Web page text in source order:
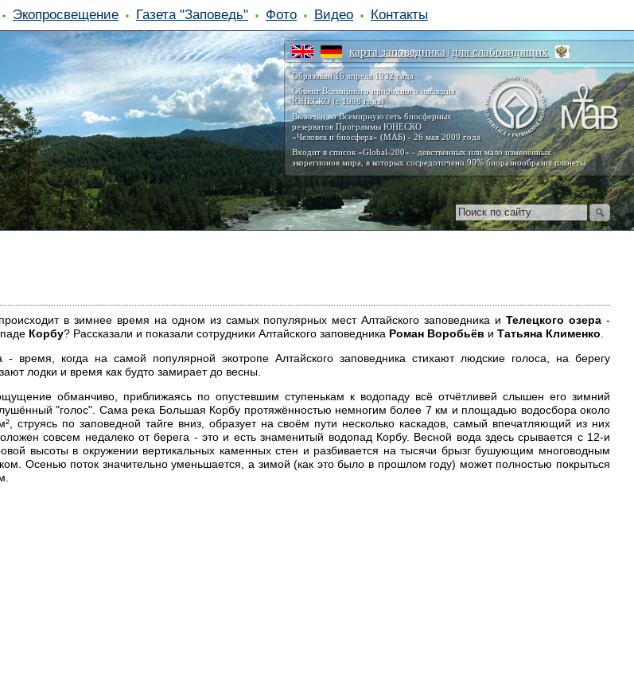
карта заповедника | для слабовидящих
Образован 16 апреля 1932 года
Объект Всемирного природного наследия
ЮНЕСКО (с 1998 года)
Включён во Всемирную сеть биосферных
резерватов Программы ЮНЕСКО
«Человек и биосфера» (МАБ) - 26 мая 2009 года
Входит в список «Global-200» - девственных или мало изменённых
экорегионов мира, в которых сосредоточено 90% биоразнообразия планеты
Экопросвещение Газета "Заповедь" Фото Видео Контакты
в зимнее время на одном из самых популярных мест Алтайского заповедника иТелецкого озера -
Корбу? Рассказали и показали сотрудники Алтайского заповедника Роман Воробьёв и Татьяна Клименко
- время, когда на самой популярной экотропе Алтайского заповедника стихают людские голоса, на берегу
лодки и время как будто замирает до весны.
обманчиво, приближаясь по опустевшим ступенькам к водопаду всё отчётливей слышен его зимний
"голос". Сама река Большая Корбу протяжённостью немногим более 7 км и площадью водосбора около
струясь по заповедной тайге вниз, образует на своём пути несколько каскадов, самый впечатляющий из них
совсем недалеко от берега - это и есть знаменитый водопад Корбу. Весной вода здесь срывается с 12-и
высоты в окружении вертикальных каменных стен и разбивается на тысячи брызг бушующим многоводным
Осенью поток значительно уменьшается, а зимой (как это было в прошлом году) может полностью покрыться